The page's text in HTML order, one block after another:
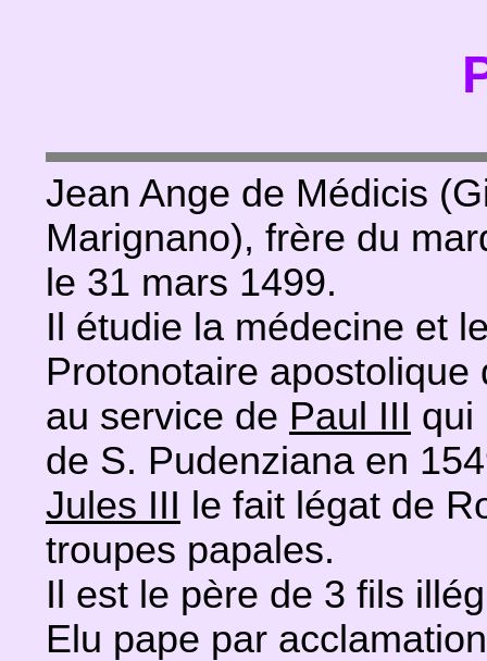
Jean Ange de Médicis
Marignano), frère du
le 31 mars 1499.
Il étudie la médecine et
Protonotaire
au service de Paul III qui
de S. Pudenziana en
Jules III le fait légat de
troupes papales.
Il est le père de 3 fils
Elu pape par